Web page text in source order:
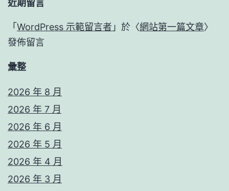
近期留言
「 WordPress 示範留言者 」於〈網站第一篇文章〉
發佈留言
彙整
2026 年 8 月
2026 年 7 月
2026 年 6 月
2026 年 5 月
2026 年 4 月
2026 年 3 月